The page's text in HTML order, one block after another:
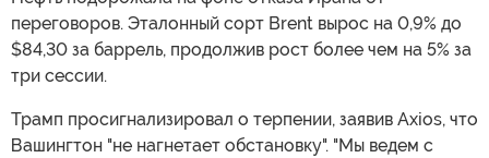
переговоров. Эталонный сорт Brent вырос на 0,9% до
$84,30 за баррель, продолжив рост более чем на 5% за
три сессии.
Трамп просигнализировал о терпении, заявив Axios, что
Вашингтон "не нагнетает обстановку". "Мы ведем с